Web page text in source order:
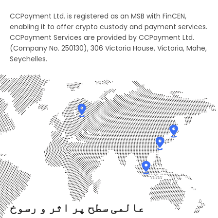
CCPayment Ltd. is registered as an MSB with FinCEN,
enabling it to offer crypto custody and payment services.
CCPayment Services are provided by CCPayment Ltd.
(Company No. 250130), 306 Victoria House, Victoria, Mahe,
Seychelles.
عالمی سطح پر اثر و رسوخ
4
5
7
8
9
0
1
2
3
5
6
7
8
9
8
9
1
2
3
4
5
6
0
2
3
4
7
3
4
5
6
7
8
9
0
4
5
6
7
8
9
0
1